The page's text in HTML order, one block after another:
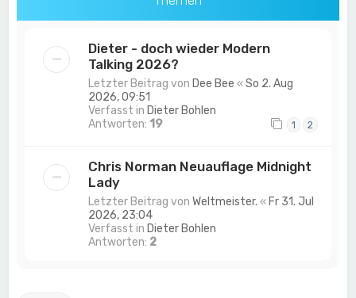
Dieter - doch wieder Modern
Talking 2026?
Letzter Beitrag von Dee Bee «So 2. Aug
2026, 09:51
Verfasst in Dieter Bohlen
Antworten: 19 1 2
Chris Norman Neuauflage Midnight
Lady
Letzter Beitrag vonWeltmeister. « Fr 31. Jul
2026, 23:04
Verfasst in Dieter Bohlen
Antworten: 2